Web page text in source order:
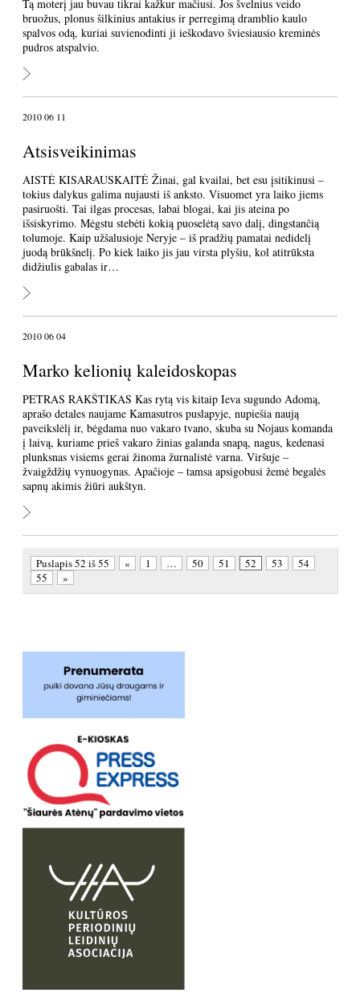
Tą moterį jau buvau tikrai kažkur mačiusi. Jos švelnius veido
bruožus, plonus šilkinius antakius ir perregimą dramblio kaulo
spalvos odą, kuriai suvienodinti ji ieškodavo šviesiausio kreminės
pudros atspalvio.
2010 06 11
Atsisveikinimas
AISTĖ KISARAUSKAITĖ Žinai, gal kvailai, bet esu įsitikinusi –
tokius dalykus galima nujausti iš anksto. Visuomet yra laiko jiems
pasiruošti. Tai ilgas procesas, labai blogai, kai jis ateina po
išsiskyrimo. Mėgstu stebėti kokią puoselėtą savo dalį, dingstančią
tolumoje. Kaip užšalusioje Neryje – iš pradžių pamatai nedidelį
juodą brūkšnelį. Po kiek laiko jis jau virsta plyšiu, kol atitrūksta
didžiulis gabalas ir…
2010 06 04
Marko kelionių kaleidoskopas
PETRAS RAKŠTIKAS Kas rytą vis kitaip Ieva sugundo Adomą,
aprašo detales naujame Kamasutros puslapyje, nupiešia naują
paveikslėlį ir, bėgdama nuo vakaro tvano, skuba su Nojaus komanda
į laivą, kuriame prieš vakaro žinias galanda snapą, nagus, kedenasi
plunksnas visiems gerai žinoma žurnalistė varna. Viršuje –
žvaigždžių vynuogynas. Apačioje – tamsa apsigobusi žemė begalės
sapnų akimis žiūri aukštyn.
Puslapis 52 iš 55 « 1 … 50 51 52 53
54
55
»